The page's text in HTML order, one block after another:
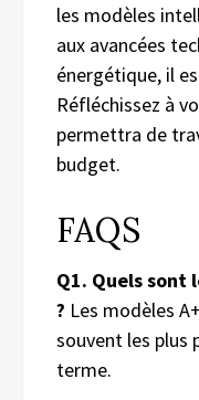
les modèles
aux avancées
énergétique, il
Réfléchissez à
permettra de
budget.
FAQS
Q1. Quels sont
? Les modèles
souvent les plus
terme.